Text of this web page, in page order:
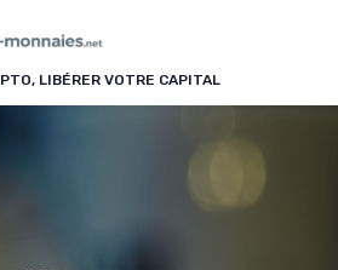
LIBÉRER VOTRE CAPITAL
cookies